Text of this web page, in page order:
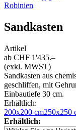
Robinien
Sandkasten
Artikel
ab CHF 1'435.–
(exkl. MWST)
Sandkasten aus
geschliffen, mit
Einbautiefe 30 cm.
Erhältlich:
200x200 cm250x250
Erhältlich: